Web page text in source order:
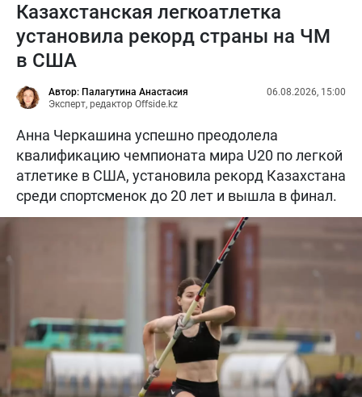
Казахстанская легкоатлетка
установила рекорд страны на ЧМ
в США
Автор: Палагутина Анастасия
Эксперт, редактор Offside.kz
06.08.2026, 15:00
Анна Черкашина успешно преодолела
квалификацию чемпионата мира U20 по легкой
атлетике в США, установила рекорд Казахстана
среди спортсменок до 20 лет и вышла в финал.